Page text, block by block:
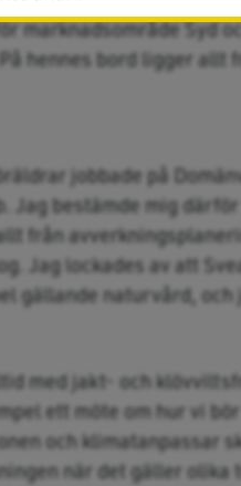
marknadsområde Syd
hennes bord ligger
jobbade på
Jag bestämde mig
från
Jag lockades av att
gällande naturvård, och
med jakt- och
ett möte om hur vi
och klimatanpassar
när det gäller olika